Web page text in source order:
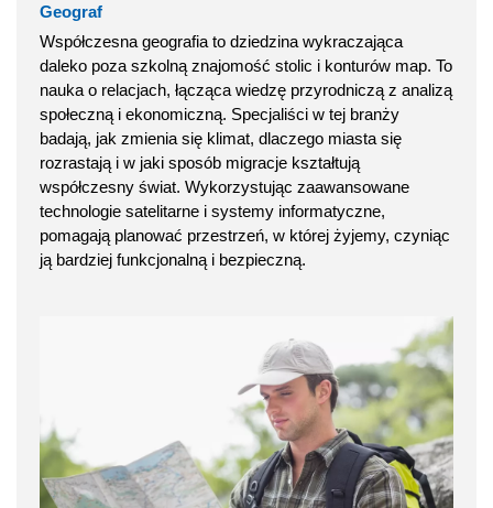
Geograf
Współczesna geografia to dziedzina wykraczająca
daleko poza szkolną znajomość stolic i konturów map. To
nauka o relacjach, łącząca wiedzę przyrodniczą z analizą
społeczną i ekonomiczną. Specjaliści w tej branży
badają, jak zmienia się klimat, dlaczego miasta się
rozrastają i w jaki sposób migracje kształtują
współczesny świat. Wykorzystując zaawansowane
technologie satelitarne i systemy informatyczne,
pomagają planować przestrzeń, w której żyjemy, czyniąc
ją bardziej funkcjonalną i bezpieczną.